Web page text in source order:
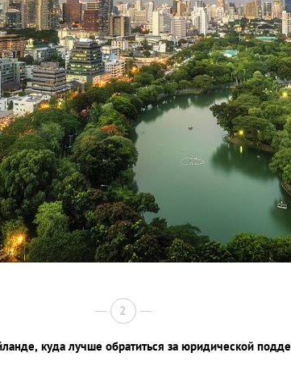
2
куда лучше обратиться за юридической